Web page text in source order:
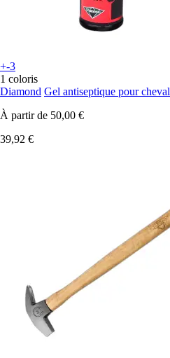
+-3
1 coloris
Diamond Gel antiseptique pour cheval
À partir de 50,00 €
39,92 €